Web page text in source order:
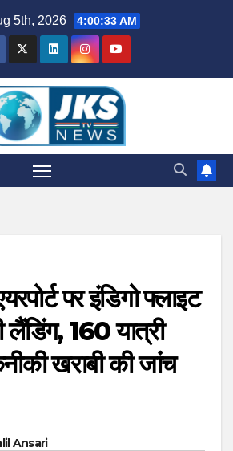
5th, 2026 4:00:34 AM
पर इंडिगो फ्लाइट
160 यात्री
खराबी की जांच
Ansari